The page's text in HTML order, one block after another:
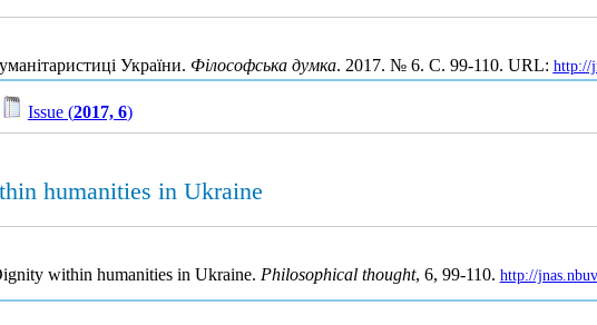
України. Філософська думка. 2017. № 6. С. 99-110. URL: http://
Issue (2017, 6)
humanities in Ukraine
within humanities in Ukraine. Philosophical thought, 6, 99-110. http://